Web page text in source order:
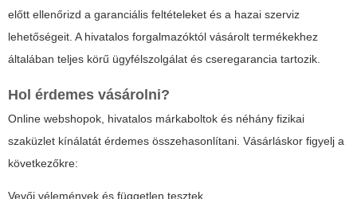
előtt ellenőrizd a garanciális feltételeket és a hazai szerviz
lehetőségeit. A hivatalos forgalmazóktól vásárolt termékekhez
általában teljes körű ügyfélszolgálat és cseregarancia tartozik.
Hol érdemes vásárolni?
Online webshopok, hivatalos márkaboltok és néhány fizikai
szaküzlet kínálatát érdemes összehasonlítani. Vásárláskor figyelj a
következőkre:
Vevői vélemények és független tesztek.